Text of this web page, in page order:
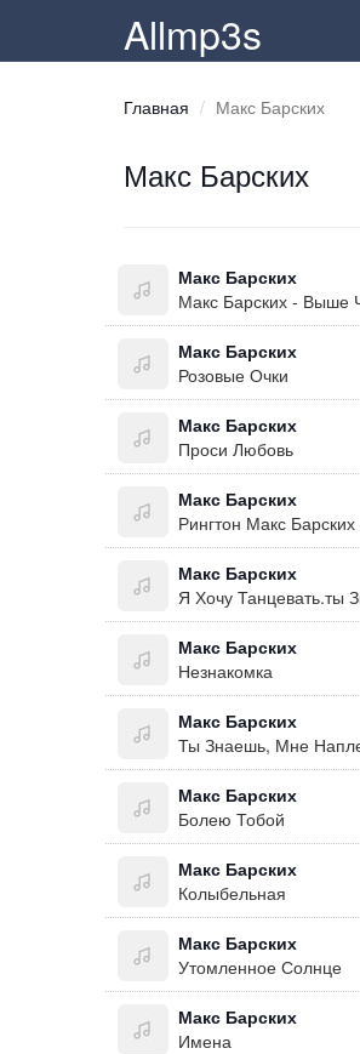
Allmp3s
Главная Макс Барских
Макс Барских
Макс Барских
Макс Барских - Выше
Макс Барских
Розовые Очки
Макс Барских
Проси Любовь
Макс Барских
Рингтон Макс
Макс Барских
Я Хочу Танцевать.ты
Макс Барских
Незнакомка
Макс Барских
Макс Барских
Болею Тобой
Макс Барских
Колыбельная
Макс Барских
Утомленное Солнце
Макс Барских
Имена